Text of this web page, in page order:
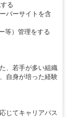
る
バーサイトを含
）管理をする
、若手が多い組織
自身が培った経験
じてキャリアパス